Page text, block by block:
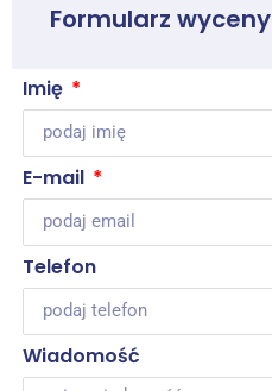
Formularz wyceny
Imię
E-mail
Telefon
Wiadomość